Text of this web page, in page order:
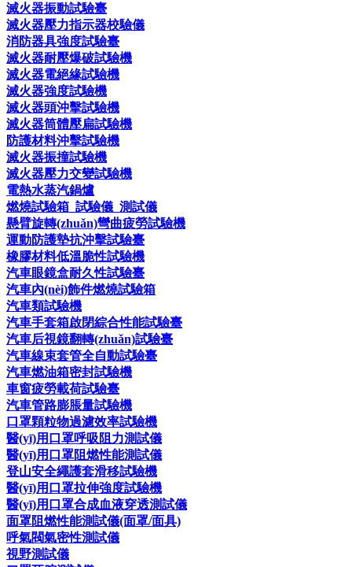
滅火器振動試驗臺
滅火器壓力指示器校驗儀
消防器具強度試驗臺
滅火器耐壓爆破試驗機
滅火器電絕緣試驗機
滅火器強度試驗機
滅火器頭沖擊試驗機
滅火器筒體壓扁試驗機
防護材料沖擊試驗機
滅火器振撞試驗機
滅火器壓力交變試驗機
電熱水蒸汽鍋爐
燃燒試驗箱_試驗儀_測試儀
懸臂旋轉(zhuǎn)彎曲疲勞試驗機
運動防護墊抗沖擊試驗臺
橡膠材料低溫脆性試驗機
汽車眼鏡盒耐久性試驗臺
汽車內(nèi)飾件燃燒試驗箱
汽車類試驗機
汽車手套箱啟閉綜合性能試驗臺
汽車后視鏡翻轉(zhuǎn)試驗臺
汽車線束套管全自動試驗臺
汽車燃油箱密封試驗機
車窗疲勞載荷試驗臺
汽車管路膨脹量試驗機
口罩顆粒物過濾效率試驗機
醫(yī)用口罩呼吸阻力測試儀
醫(yī)用口罩阻燃性能測試儀
登山安全繩護套滑移試驗機
醫(yī)用口罩拉伸強度試驗機
醫(yī)用口罩合成血液穿透測試儀
面罩阻燃性能測試儀(面罩/面具)
呼氣閥氣密性測試儀
視野測試儀